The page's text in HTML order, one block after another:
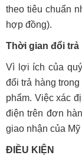
theo tiêu chuẩn
hợp đồng).
Thời gian đổi trả
Vì lợi ích của
đổi trả hàng
phẩm. Việc xác
điện trên đơn
giao nhận của
ĐIỀU KIỆN